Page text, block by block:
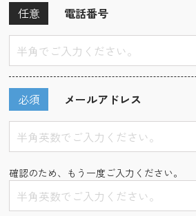
電話番号
任意
メールアドレス
必須
確認のため、もう一度ご入力ください。